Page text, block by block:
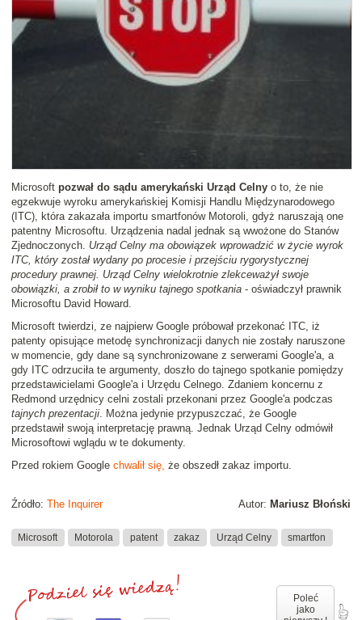
Microsoft pozwał do sądu amerykański Urząd Celny o to, że nie
egzekwuje wyroku amerykańskiej Komisji Handlu Międzynarodowego
(ITC), która zakazała importu smartfonów Motoroli, gdyż naruszają one
patentny Microsoftu. Urządzenia nadal jednak są wwożone do Stanów
Zjednoczonych. Urząd Celny ma obowiązek wprowadzić w życie wyrok
ITC, który został wydany po procesie i przejściu rygorystycznej
procedury prawnej. Urząd Celny wielokrotnie zlekceważył swoje
obowiązki, a zrobił to w wyniku tajnego spotkania - oświadczył prawnik
Microsoftu David Howard.
Microsoft twierdzi, ze najpierw Google próbował przekonać ITC, iż
patenty opisujące metodę synchronizacji danych nie zostały naruszone
w momencie, gdy dane są synchronizowane z serwerami Google'a, a
gdy ITC odrzuciła te argumenty, doszło do tajnego spotkanie pomiędzy
przedstawicielami Google'a i Urzędu Celnego. Zdaniem koncernu z
Redmond urzędnicy celni zostali przekonani przez Google'a podczas
tajnych prezentacji. Można jedynie przypuszczać, że Google
przedstawił swoją interpretację prawną. Jednak Urząd Celny odmówił
Microsoftowi wglądu w te dokumenty.
Przed rokiem Google chwalił się, że obszedł zakaz importu.
Autor: Mariusz Błoński
Źródło: The Inquirer
Microsoft Motorola patent zakaz Urząd Celny smartfon
Poleć
jako